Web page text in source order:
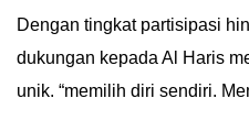
OLAHRAGA
HIBURAN
Dengan tingkat partisipasi
dukungan kepada Al Haris
unik. “memilih diri sendiri.